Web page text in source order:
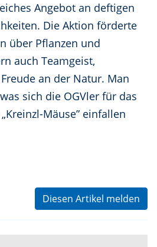
Angebot an deftigen
Die Aktion förderte
über Pflanzen und
auch Teamgeist,
an der Natur. Man
sich die OGVler für das
Mäuse” einfallen
Diesen Artikel melden